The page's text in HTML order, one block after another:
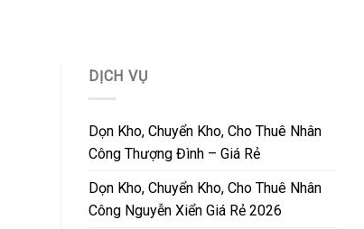
DỊCH VỤ
Dọn Kho, Chuyển Kho, Cho Thuê Nhân
Công Thượng Đình – Giá Rẻ
Dọn Kho, Chuyển Kho, Cho Thuê Nhân
Công Nguyễn Xiển Giá Rẻ 2026